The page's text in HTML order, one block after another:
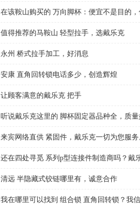
在该鞍山购买的 万向脚杯：便宜不是目的
值得推荐的马鞍山 轻型拉手，选戴乐克
永州 桥式拉手加工，好消息
安康 直角回转锁电话多少，创造辉煌
让顾客满意的戴乐克 把手
听说戴乐克这里的 脚杯固定器品种全，质
来宾网络直供 紧固件，戴乐克一切为您服
还在四处寻觅 系列p型连接件制造商吗？戴
清远 半隐藏式铰链哪里有，诚意合作
我在哪里可以找到 组合锁 直角回转锁？我